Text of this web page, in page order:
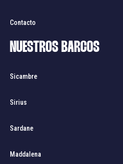
Contacto
NUESTROS BARCOS
Sicambre
Sirius
Sardane
Maddalena